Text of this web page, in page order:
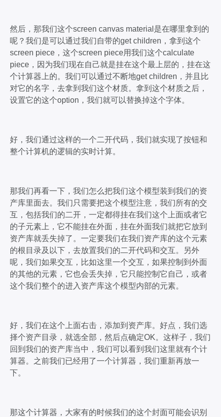
然后，那我们这个screen canvas material是在哪里拿到的
呢？我们是可以通过我们自带的get children，拿到这个
screen piece，这个screen piece用我们这个calculate
piece，因为我们现在自己就是挂在这个最上层的，挂在这
个计算器上的。我们可以通过不断地get children，并且比
对它的名字，去拿到我们这个材质。拿到这个材质之后，
设置它的这个option，我们就可以替换掉这个字体。
好，我们通过这样的一个二开代码，我们就实现了按钮和
整个计算机的逻辑的实时计算。
那我们再看一下，我们怎么把我们这个模型装到我们的资
产库里面去。我们只需要把这个模型注意，我们所有的交
互，包括我们的二开，一定都得挂在我们这个上面或者它
的子元素上，它不能挂在外面，挂在外面我们就把它放到
资产库就丢失掉了。一定要我们在我们资产库的这个元素
的根目录及以下，去放置我们的二开代码和交互。另外
呢，我们如果交互，比如这里一个交互，如果控制到外面
的其他的元素，它也会丢失掉，它只能控制它自己，或者
这个我们整个的进入资产库这个模型内部的元素。
好，我们在这个上面右击，添加到资产库。好点，我们选
择个资产目录，就选全部，然后点确定OK。这样子，我们
回到我们的资产库当中，我们可以看到我们这里就有个计
算器。之前我们已经用了一个计算器，我们重新再放一
下。
那这个计算器，大家有的时候我们的这个封面可能会识别